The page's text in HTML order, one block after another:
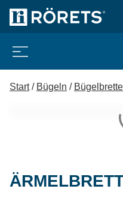
Start/ Bügeln /